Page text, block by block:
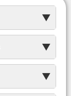
▼
▼
▼